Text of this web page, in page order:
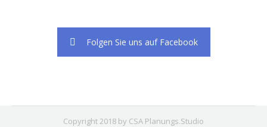
Folgen Sie uns auf Facebook
Copyright 2018 by CSA Planungs.Studio